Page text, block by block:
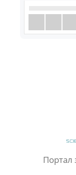
Портал